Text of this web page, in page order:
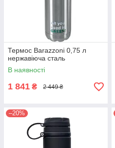
Термос Barazzoni 0,75 л
нержавіюча сталь
В наявності
1 841 ₴ 2 449 ₴
–20%